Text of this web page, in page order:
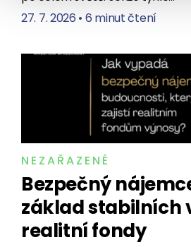
27. 7. 2026 • 6 minut čtení
NEZAŘAZENÉ
Bezpečný
základ stabilních
realitní fondy